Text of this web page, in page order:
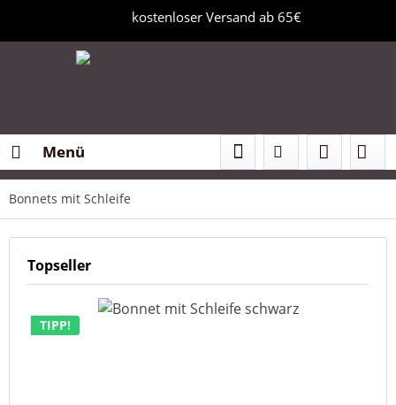
kostenloser Versand ab 65€
Menü
Bonnets mit Schleife
Topseller
TIPP!